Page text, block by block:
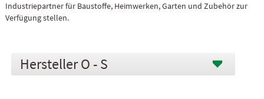
Industriepartner für Baustoffe, Heimwerken, Garten und Zubehör zur
Verfügung stellen.
O - S